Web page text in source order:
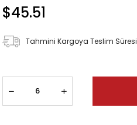
$45.51
Tahmini Kargoya Teslim Süresi